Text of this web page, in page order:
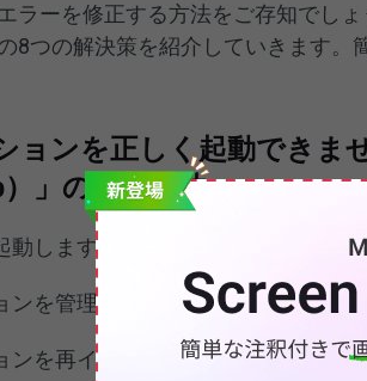
ラーを修正する方法をご存知でしょ
8つの解決策を紹介していきます。
ョンを正しく起動できま
）」の修正方法
します。
ンを管理者として実行します。
ンを再インストールします。